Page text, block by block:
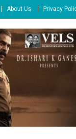
About Us Privacy